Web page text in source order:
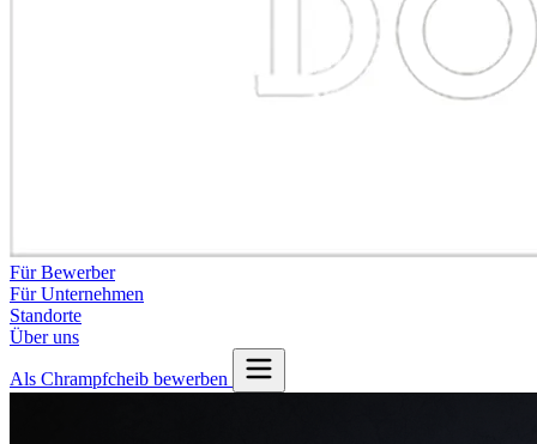
Für Bewerber
Für Unternehmen
Standorte
Über uns
Als Chrampfcheib bewerben